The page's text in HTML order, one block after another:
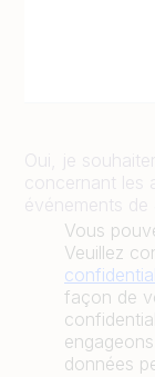
Oui, je
concernant les
événements de
Vous
Veuillez
façon de
données